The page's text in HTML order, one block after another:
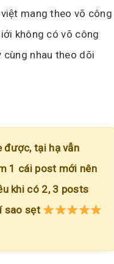
mang theo võ công
không có võ công
cùng nhau theo dõi
được, tại hạ vẫn
1 cái post mới nên
khi có 2, 3 posts
sao sẹt